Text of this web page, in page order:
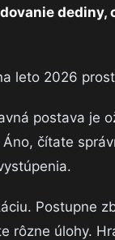
dediny,
leto 2026
postava je
čítate
Postupne
rôzne úlohy.